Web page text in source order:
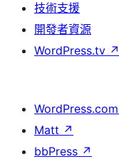
技術支援
開發者資源
WordPress.tv ↗
WordPress.com
Matt ↗
bbPress ↗